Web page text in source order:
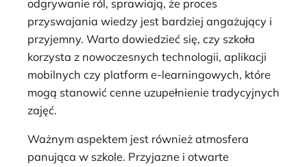
odgrywanie ról, sprawiają, że proces
przyswajania wiedzy jest bardziej angażujący i
przyjemny. Warto dowiedzieć się, czy szkoła
korzysta z nowoczesnych technologii, aplikacji
mobilnych czy platform e-learningowych, które
mogą stanowić cenne uzupełnienie tradycyjnych
zajęć.
Ważnym aspektem jest również atmosfera
panująca w szkole. Przyjazne i otwarte